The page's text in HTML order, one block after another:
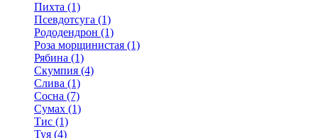
Пихта (1)
Псевдотсуга (1)
Рододендрон (1)
Роза морщинистая (1)
Рябина (1)
Скумпия (4)
Слива (1)
Сосна (7)
Сумах (1)
Тис (1)
Туя (4)